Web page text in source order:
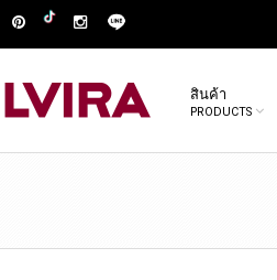
สินค้า
PRODUCTS